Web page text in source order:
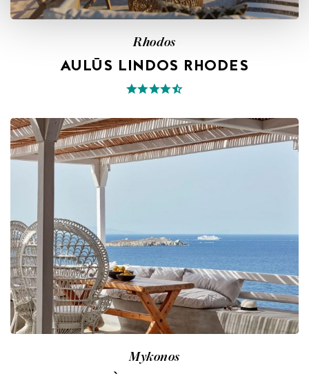
Rhodos
AULŪS LINDOS RHODES
Mykonos